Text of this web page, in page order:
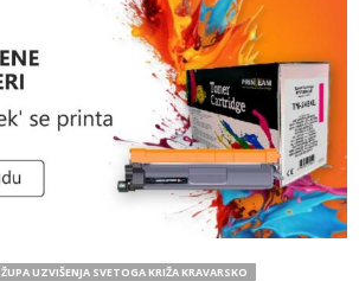
ŽUPA UZVIŠENJA SVETOGA KRIŽA KRAVARSKO